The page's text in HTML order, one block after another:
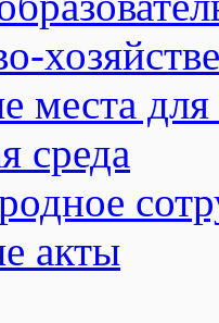
места
среда
акты